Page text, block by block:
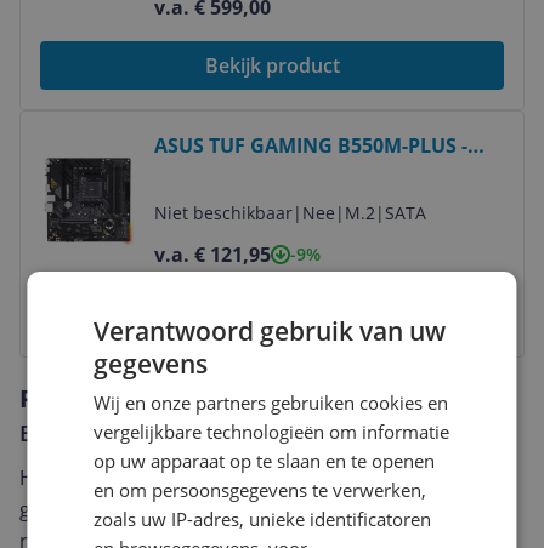
v.a. € 599,00
Bekijk product
ASUS TUF GAMING B550M-PLUS -
- Socket AM4
Niet beschikbaar| Nee | M.2| SATA
v.a. € 121,95 -9%
Reviews
Er zijn nog geen reviews geschreven
Heb jij dit product in bezit en wil je graag je mening
geven? Start dan hieronder met het schrijven van je
review. Afhankelijk van de details duurt het schrijven
Verantwoord gebruik van uw
gegevens
Wij en onze partners gebruiken cookies en
vergelijkbare technologieën om informatie
op uw apparaat op te slaan en te openen
en om persoonsgegevens te verwerken,
zoals uw IP-adres, unieke identificatoren